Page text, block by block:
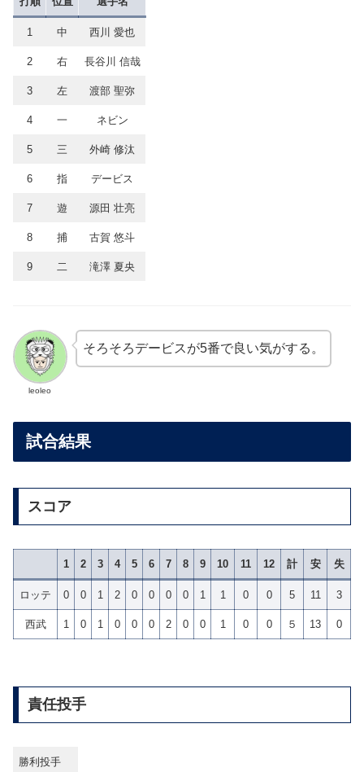
1 中 西川 愛也
2 右 長谷川 信哉
3 左 渡部 聖弥
4 一 ネビン
5 三 外崎 修汰
6 指 デービス
7 遊 源田 壮亮
8 捕 古賀 悠斗
9 二 滝澤 夏央
leoleo
そろそろデービスが5番で良い気がする。
試合結果
スコア
1 2 3 4 5 6 7 8 9 10 11 12 計 安 失
ロッテ 0 0 1 2 0 0 0 0 1 1 0 0 5 11 3
西武 1 0 1 0 0 0 2 0 0 1 0 0 ５ 13 0
責任投手
勝利投手